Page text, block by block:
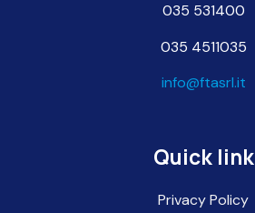
035 531400
035 4511035
info@ftasrl.it
Quick link
Privacy Policy